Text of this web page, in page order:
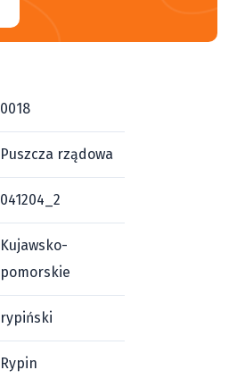
0018
Puszcza rządowa
041204_2
Kujawsko-
pomorskie
rypiński
Rypin